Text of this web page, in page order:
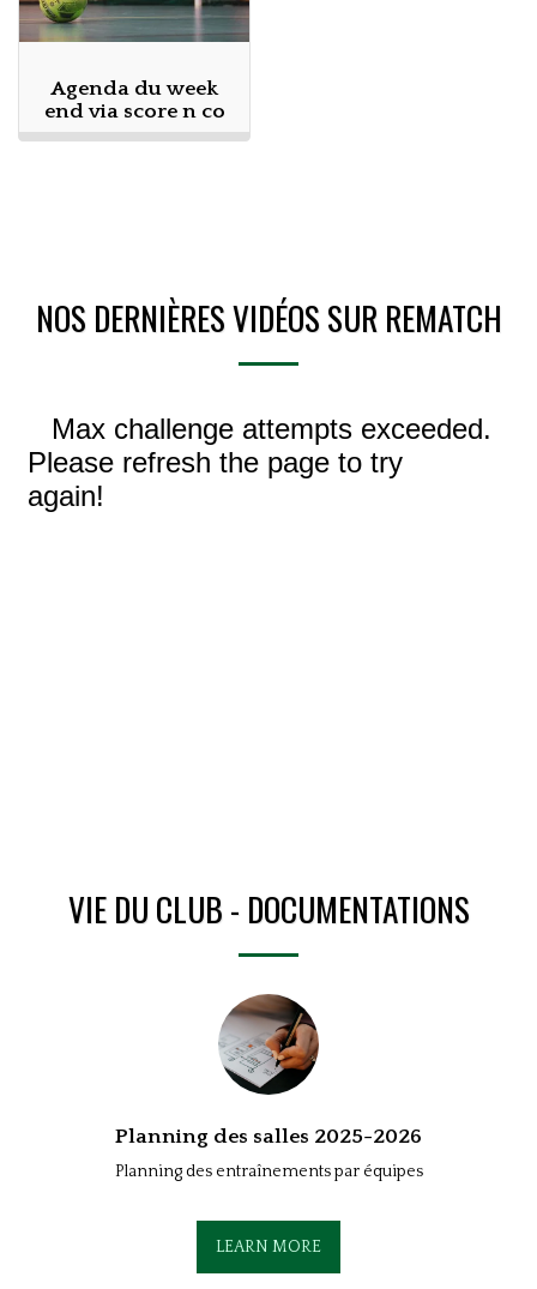
Agenda du week
end via score n co
NOS DERNIÈRES VIDÉOS SUR REMATCH
VIE DU CLUB - DOCUMENTATIONS
Planning des salles 2025-2026
Planning des entraînements par équipes
LEARN MORE